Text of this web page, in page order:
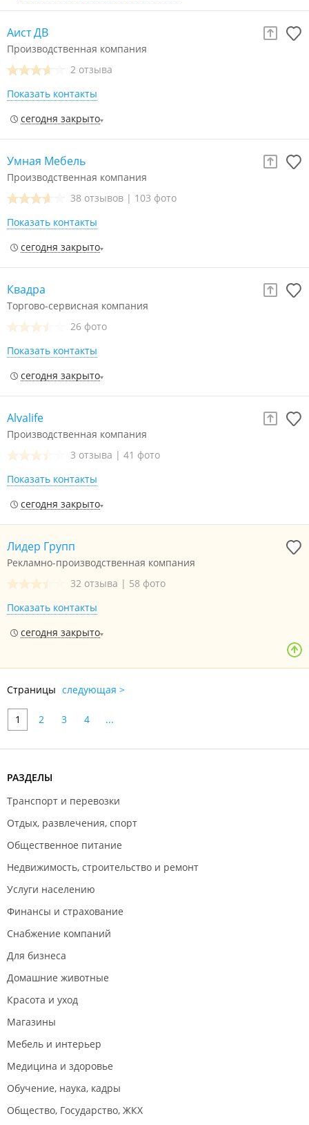
Аист ДВ
Производственная компания
2 отзыва
Показать контакты
сегодня закрыто
Умная Мебель
Производственная компания
38 отзывов | 103 фото
Показать контакты
сегодня закрыто
Квадра
Торгово-сервисная компания
26 фото
Показать контакты
сегодня закрыто
Alvalife
Производственная компания
3 отзыва | 41 фото
Показать контакты
сегодня закрыто
Лидер Групп
Рекламно-производственная компания
32 отзыва | 58 фото
Показать контакты
сегодня закрыто
Страницы следующая >
1 2 3 4 ...
РАЗДЕЛЫ
Транспорт и перевозки
Отдых, развлечения, спорт
Общественное питание
Недвижимость, строительство и ремонт
Услуги населению
Финансы и страхование
Снабжение компаний
Для бизнеса
Домашние животные
Красота и уход
Магазины
Мебель и интерьер
Медицина и здоровье
Обучение, наука, кадры
Общество, Государство, ЖКХ